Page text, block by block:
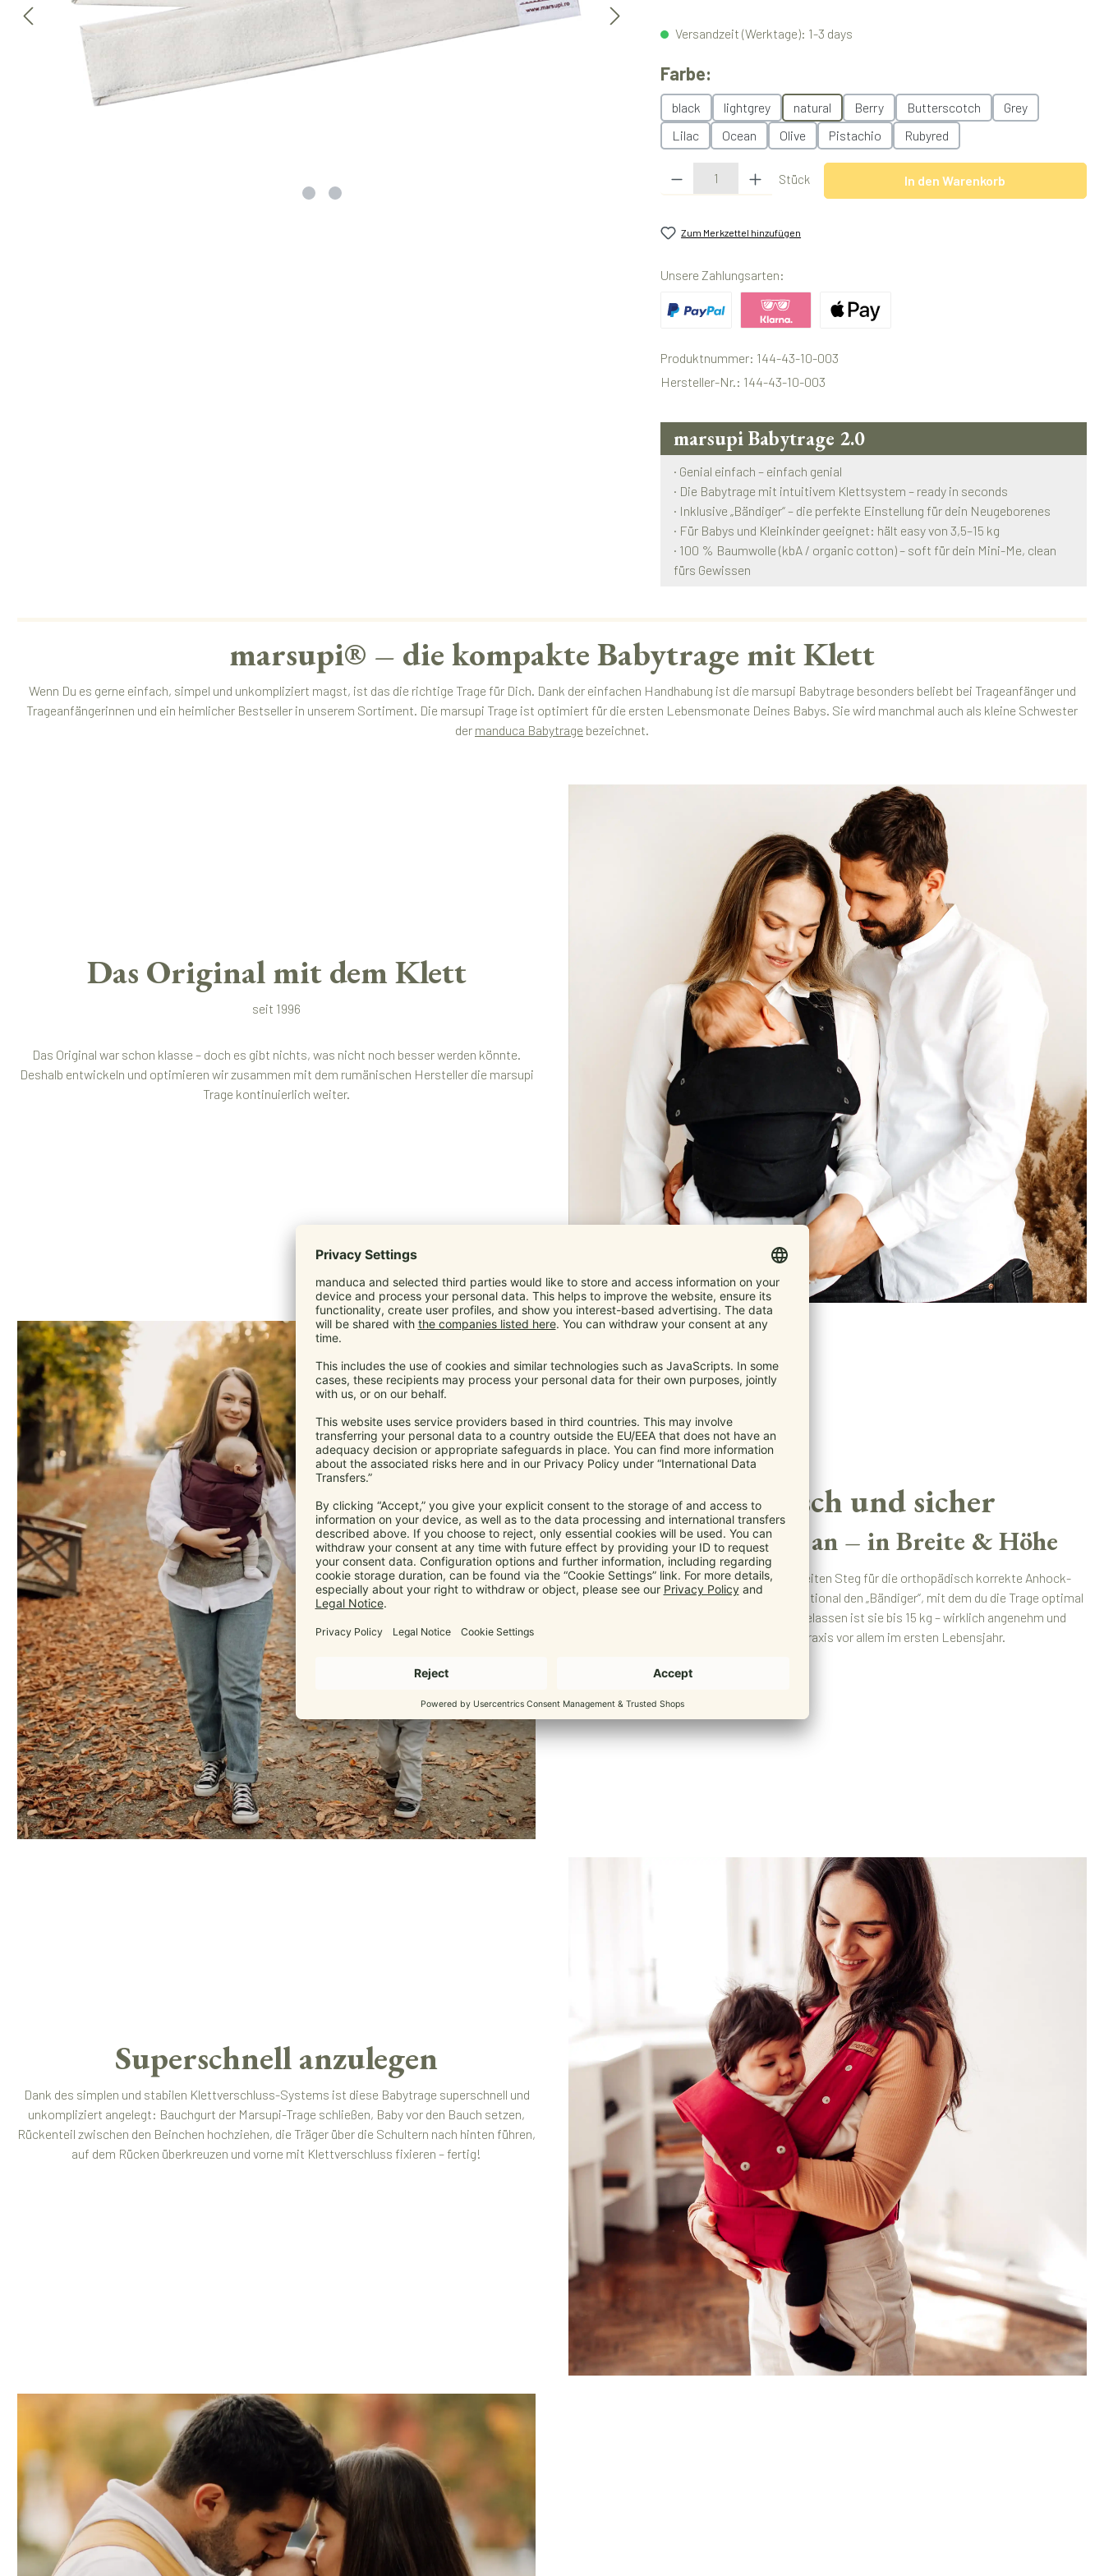
Versandzeit (Werktage): 1-3 days
Farbe:
black lightgrey natural Berry Butterscotch
Grey
Lilac
Ocean Olive Pistachio Rubyred
Produkt Anzahl: Gib den gewünschten Wert ein oder benutze die Schaltflächen um die
Stück In den Warenkorb
Zum Merkzettel hinzufügen
Unsere Zahlungsarten:
Produktnummer: 144-43-10-003
Hersteller-Nr.: 144-43-10-003
marsupi Babytrage 2.0
· Genial einfach – einfach genial
· Die Babytrage mit intuitivem Klettsystem – ready in seconds
· Inklusive „Bändiger“ – die perfekte Einstellung für dein Neugeborenes
· Für Babys und Kleinkinder geeignet: hält easy von 3,5–15 kg
· 100 % Baumwolle (kbA / organic cotton) – soft für dein Mini-Me, clean
fürs Gewissen
marsupi® – die kompakte Babytrage mit Klett
Wenn Du es gerne einfach, simpel und unkompliziert magst, ist das die richtige Trage für Dich. Dank der einfachen Handhabung ist die marsupi Babytrage besonders beliebt bei Trageanfänger und
Trageanfängerinnen und ein heimlicher Bestseller in unserem Sortiment. Die marsupi Trage ist optimiert für die ersten Lebensmonate Deines Babys. Sie wird manchmal auch als kleine Schwester
der manduca Babytrage bezeichnet.
Das Original mit dem Klett
seit 1996
Das Original war schon klasse – doch es gibt nichts, was nicht noch besser werden könnte.
Deshalb entwickeln und optimieren wir zusammen mit dem rumänischen Hersteller die marsupi
Trage kontinuierlich weiter.
Ergonomisch und sicher
Passt sich stufenlos an – in Breite & Höhe
Wie alle Marsupis hat die Breeze einen breiten Steg für die orthopädisch korrekte Anhock-
Spreiz-Haltung deines Babys. Dazu gibt’s optional den „Bändiger“, mit dem du die Trage optimal
auf Neugeborene einstellen kannst. Zugelassen ist sie bis 15 kg – wirklich angenehm und
alltagstauglich ist sie in der Praxis vor allem im ersten Lebensjahr.
Superschnell anzulegen
Dank des simplen und stabilen Klettverschluss-Systems ist diese Babytrage superschnell und
unkompliziert angelegt: Bauchgurt der Marsupi-Trage schließen, Baby vor den Bauch setzen,
Rückenteil zwischen den Beinchen hochziehen, die Träger über die Schultern nach hinten führen,
auf dem Rücken überkreuzen und vorne mit Klettverschluss fixieren – fertig!